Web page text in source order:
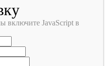
включите JavaScript в